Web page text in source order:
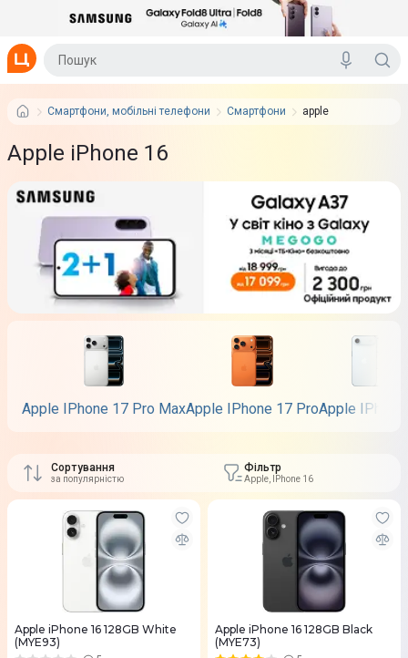
Смартфони, мобільні телефони Смартфони apple
Apple iPhone 16
Apple IPhone 17 Pro MaxApple IPhone 17 ProApple IPhone
Сортування
за популярністю
Фільтр
Apple, IPhone 16
Apple iPhone 16 128GB White
(MYE93)
Apple iPhone 16 128GB Black
(MYE73)